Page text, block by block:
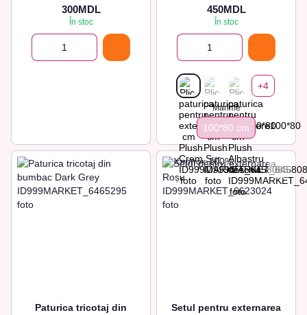
300MDL
În stoc
Crem
450MDL
În stoc
+4
Marime
100*80 сm
Paturica tricotaj din
Setul pentru externarea